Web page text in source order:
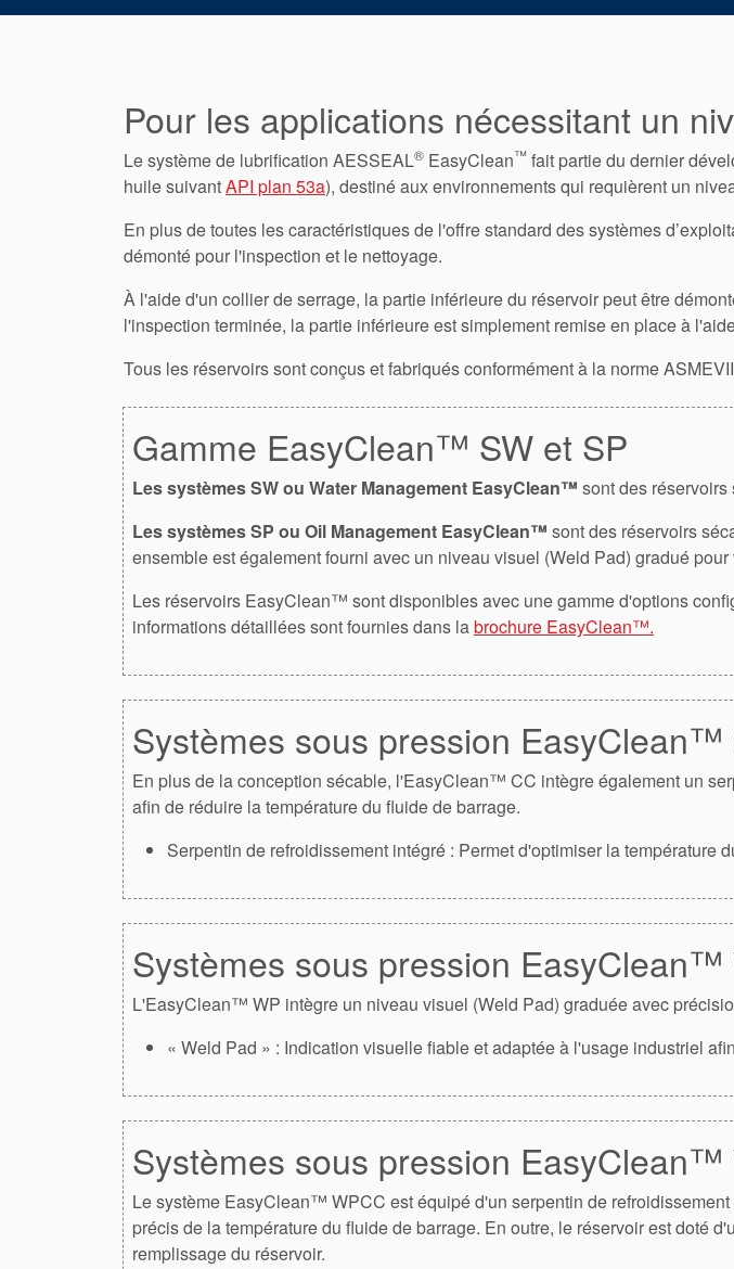
Pour les applications nécessitant un
Le système de lubrification AESSEAL® EasyClean™ fait partie du dernier
huile suivantAPI plan 53a), destiné aux environnements qui requièrent un
En plus de toutes les caractéristiques de l'offre standard des systèmes
démonté pour l'inspection et le nettoyage.
À l'aide d'un collier de serrage, la partie inférieure du réservoir peut être
l'inspection terminée, la partie inférieure est simplement remise en place à
Tous les réservoirs sont conçus et fabriqués conformément à la norme
Gamme EasyClean™ SW et SP
Les systèmes SW ou Water Management EasyClean™ sont des
Les systèmes SP ou Oil Management EasyClean™ sont des réservoirs
ensemble est également fourni avec un niveau visuel (Weld Pad) gradué
Les réservoirs EasyClean™ sont disponibles avec une gamme d'options
informations détaillées sont fournies dans labrochure EasyClean™.
Systèmes sous pression EasyClean™
En plus de la conception sécable, l'EasyClean™ CC intègre également un
afin de réduire la température du fluide de barrage.
Serpentin de refroidissement intégré : Permet d'optimiser la température
Systèmes sous pression EasyClean™
L'EasyClean™ WP intègre un niveau visuel (Weld Pad) graduée avec
« Weld Pad » : Indication visuelle fiable et adaptée à l'usage industriel
Systèmes sous pression EasyClean™
Le système EasyClean™ WPCC est équipé d'un serpentin de
précis de la température du fluide de barrage. En outre, le réservoir est doté
remplissage du réservoir.